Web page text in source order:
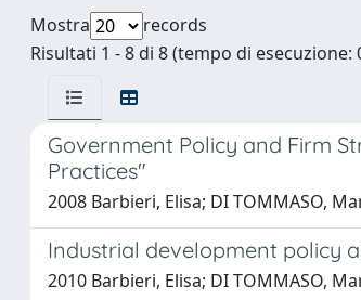
Mostra
records
Risultati 1 - 8 di 8 (tempo di esecuzione:
Government Policy and Firm
Practices"
2008 Barbieri, Elisa; DI TOMMASO,
Industrial development policy
2010 Barbieri, Elisa; DI TOMMASO,